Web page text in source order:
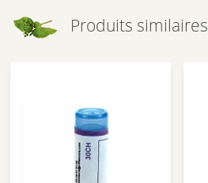
Produits similaires